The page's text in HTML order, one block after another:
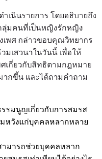
เนินรายการ โดยอธิบายถึง
กลุ่มคนที่เป็นหญิงรักหญิง
พศ กล่าวขอบคุณวิทยากร
มเสวนาในวันนี้ เพื่อให้
เกี่ยวกับสิทธิตามกฎหมาย
ากขึ้น และได้ถามคำถาม
รมนูญเกี่ยวกับการสมรส
หวังแก่บุคคลหลากหลาย
ามารถช่วยบุคคลหลาก